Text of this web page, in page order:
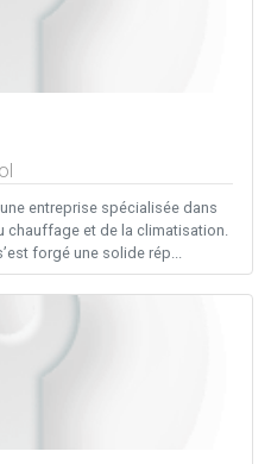
entreprise spécialisée dans
et de la climatisation.
forgé une solide rép...